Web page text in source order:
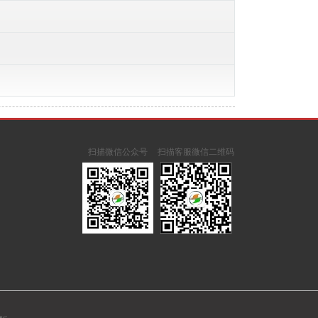
扫描客服微信二维码
扫描微信公众号